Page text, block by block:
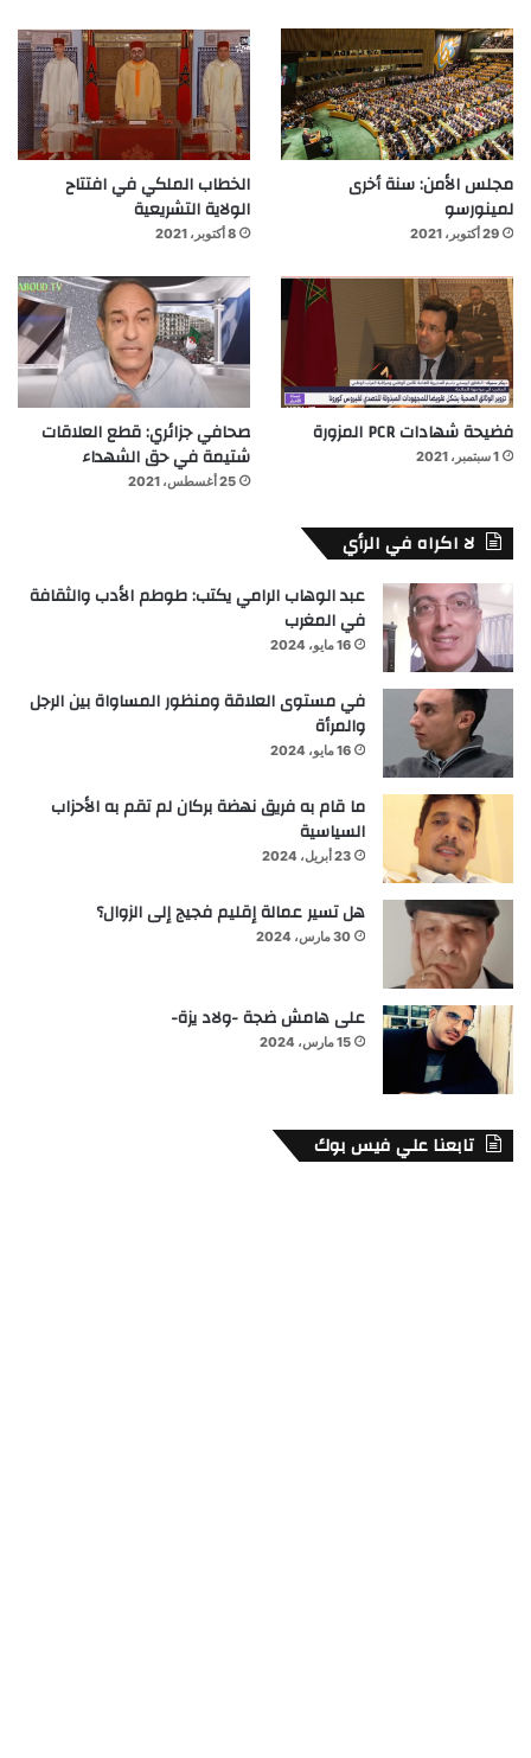
مجلس الأمن: سنة أخرى
لمينورسو
29 أكتوبر، 2021
الخطاب الملكي في افتتاح
الولاية التشريعية
8 أكتوبر، 2021
فضيحة شهادات PCR المزورة
1 سبتمبر، 2021
صحافي جزائري: قطع العلاقات
شتيمة في حق الشهداء
25 أغسطس، 2021
لا اكراه في الرأي
عبد الوهاب الرامي يكتب: طوطم الأدب والثقافة
في المغرب
16 مايو، 2024
في مستوى العلاقة ومنظور المساواة بين الرجل
والمرأة
16 مايو، 2024
ما قام به فريق نهضة بركان لم تقم به الأحزاب
السياسية
23 أبريل، 2024
هل تسير عمالة إقليم فجيج إلى الزوال؟
30 مارس، 2024
على هامش ضجة -ولاد يزة-
15 مارس، 2024
تابعنا علي فيس بوك